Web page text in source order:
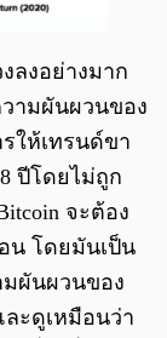
ลงอย่างมาก
ามผันผวนของ
ให้เทรนด์ขา
ปีโดยไม่ถูก
จะต้อง
น โดยมันเป็น
มผันผวนของ
ละดูเหมือนว่า